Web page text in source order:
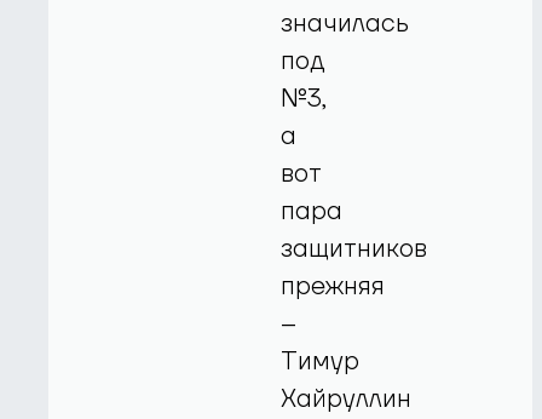
значилась
под
№3,
а
вот
пара
защитников
прежняя
–
Тимур
Хайруллин